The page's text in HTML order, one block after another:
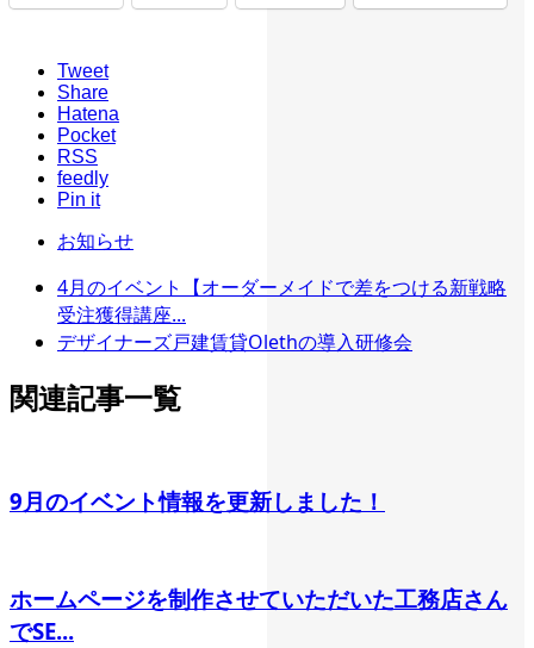
Tweet
Share
Hatena
Pocket
RSS
feedly
Pin it
お知らせ
4月のイベント【オーダーメイドで差をつける新戦略
受注獲得講座...
デザイナーズ戸建賃貸Olethの導入研修会
関連記事一覧
9月のイベント情報を更新しました！
ホームページを制作させていただいた工務店さん
でSE...